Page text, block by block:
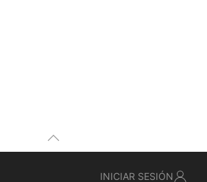
INICIAR SESIÓN